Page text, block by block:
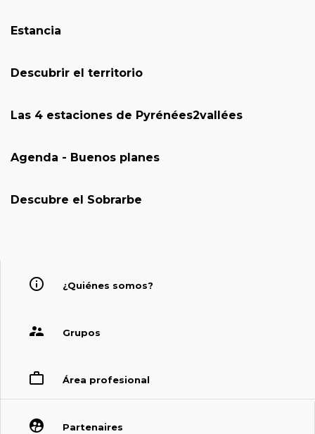
Estancia
Descubrir el territorio
Las 4 estaciones de Pyrénées2vallées
Agenda - Buenos planes
Descubre el Sobrarbe
¿Quiénes somos?
Grupos
Área profesional
Partenaires